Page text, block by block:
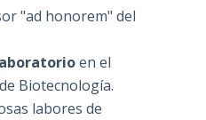
"ad honorem" del
en el
Biotecnología.
labores de